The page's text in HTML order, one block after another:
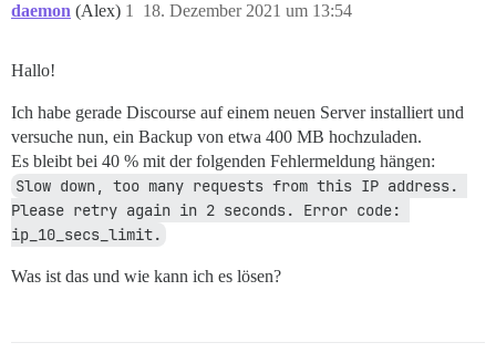
daemon (Alex) 18. Dezember 2021 um 13:54
1
Hallo!
Ich habe gerade Discourse auf einem neuen Server installiert und
versuche nun, ein Backup von etwa 400 MB hochzuladen.
Es bleibt bei 40 % mit der folgenden Fehlermeldung hängen:
Slow down, too many requests from this IP address.
Please retry again in 2 seconds. Error code:
ip_10_secs_limit.
Was ist das und wie kann ich es lösen?